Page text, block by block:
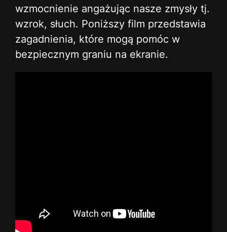
wzmocnienie angażując nasze zmysły tj.
wzrok, słuch. Poniższy film przedstawia
zagadnienia, które mogą pomóc w
bezpiecznym graniu na ekranie.